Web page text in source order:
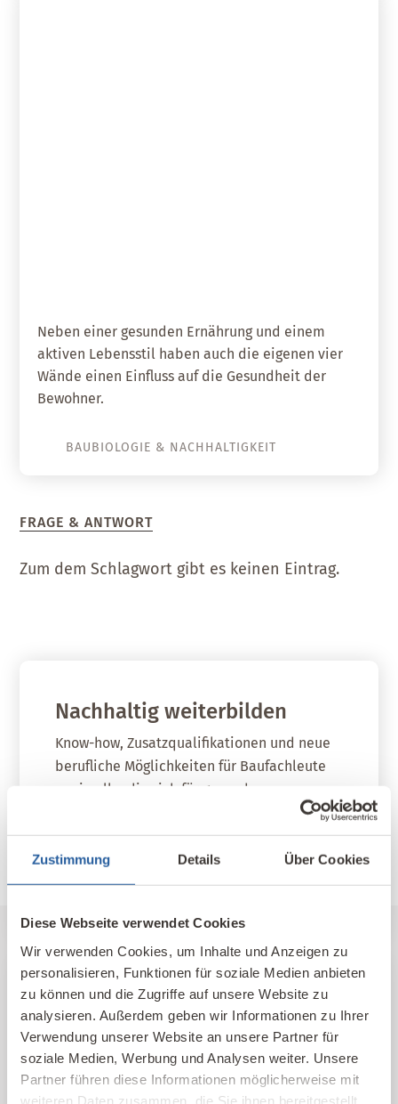
Zustimmung Details Über Cookies
Diese Webseite verwendet Cookies
Wir verwenden Cookies, um Inhalte und Anzeigen zu
personalisieren, Funktionen für soziale Medien anbieten
zu können und die Zugriffe auf unsere Website zu
analysieren. Außerdem geben wir Informationen zu Ihrer
Verwendung unserer Website an unsere Partner für
soziale Medien, Werbung und Analysen weiter. Unsere
Partner führen diese Informationen möglicherweise mit
weiteren Daten zusammen, die Sie ihnen bereitgestellt
Neben einer gesunden Ernährung und einem
aktiven Lebensstil haben auch die eigenen vier
Wände einen Einfluss auf die Gesundheit der
Bewohner.
BAUBIOLOGIE & NACHHALTIGKEIT
FRAGE & ANTWORT
Zum dem Schlagwort gibt es keinen Eintrag.
Nachhaltig weiterbilden
Know-how, Zusatzqualifikationen und neue
berufliche Möglichkeiten für Baufachleute
sowie alle, die sich für gesundes,
interessieren.
Fernlehrgang Baubiologie IBN
Unser Kompetenz-Netzwerk
Hier finden Sie unsere qualifizierten
Baubiologischen Beratungsstellen und
Kontakte im In- und Ausland nach Standort